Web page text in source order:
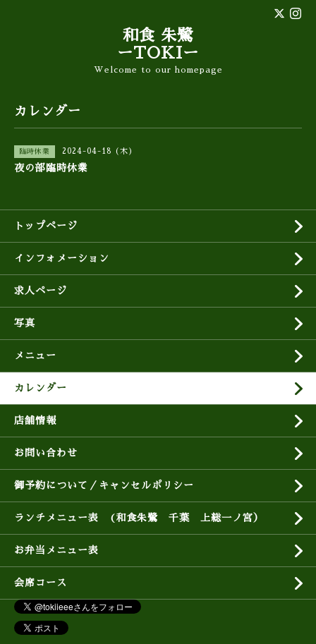
和食 朱鷺
ーTOKIー
Welcome to our homepage
カレンダー
臨時休業 2024-04-18 (木)
夜の部臨時休業
トップページ
インフォメーション
求人ページ
写真
メニュー
カレンダー
店舗情報
お問い合わせ
御予約について／キャンセルポリシー
ランチメニュー表 (和食朱鷺 千葉 上総一ノ宮）
お弁当メニュー表
会席コース